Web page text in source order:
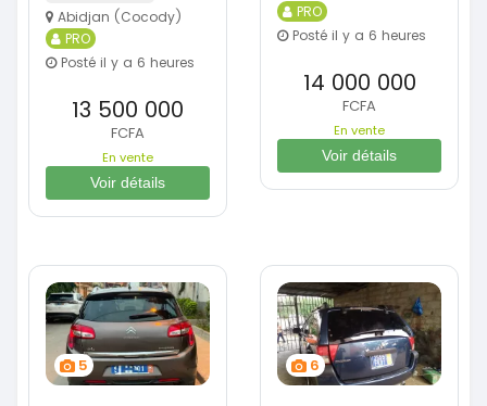
Abidjan (Cocody)
PRO
Posté il y a 6 heures
13 500 000
FCFA
En vente
Voir détails
PRO
Posté il y a 6 heures
14 000 000
FCFA
En vente
Voir détails
5 6